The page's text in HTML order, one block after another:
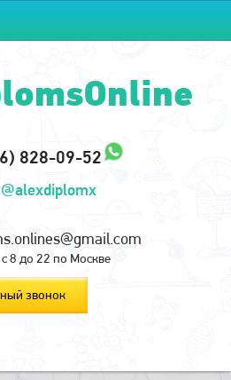
828-09-52
@alexdiplomx
8 до 22 по Москве
звонок